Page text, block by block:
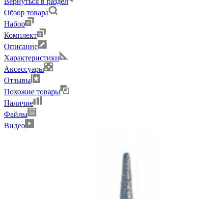
Обзор товара
Набор
Комплект
Описание
Характеристики
Аксессуары
Отзывы
Похожие товары
Наличие
Файлы
Видео